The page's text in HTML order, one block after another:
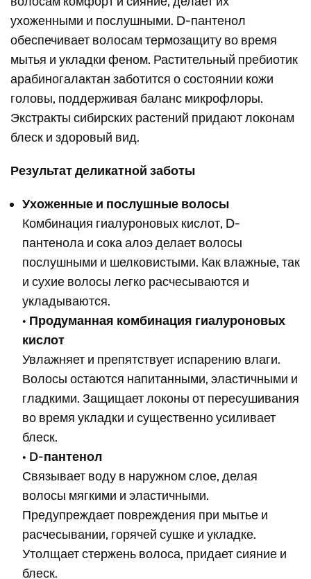
ухоженными и послушными. D-пантенол
обеспечивает волосам термозащиту во время
мытья и укладки феном. Растительный пребиотик
арабиногалактан заботится о состоянии кожи
головы, поддерживая баланс микрофлоры.
Экстракты сибирских растений придают локонам
блеск и здоровый вид.
Результат деликатной заботы
Ухоженные и послушные волосы
Комбинация гиалуроновых кислот, D-
пантенола и сока алоэ делает волосы
послушными и шелковистыми. Как влажные, так
и сухие волосы легко расчесываются и
укладываются.
• Продуманная комбинация гиалуроновых
кислот
Увлажняет и препятствует испарению влаги.
Волосы остаются напитанными, эластичными и
гладкими. Защищает локоны от пересушивания
во время укладки и существенно усиливает
блеск.
• D-пантенол
Связывает воду в наружном слое, делая
волосы мягкими и эластичными.
Предупреждает повреждения при мытье и
расчесывании, горячей сушке и укладке.
Утолщает стержень волоса, придает сияние и
блеск.